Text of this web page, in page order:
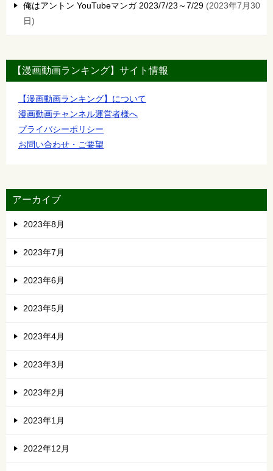
俺はアントン YouTubeマンガ 2023/7/23～7/29 2023年7月30
日
【漫画動画ランキング】サイト情報
【漫画動画ランキング】について
漫画動画チャンネル運営者様へ
プライバシーポリシー
お問い合わせ・ご要望
アーカイブ
2023年8月
2023年7月
2023年6月
2023年5月
2023年4月
2023年3月
2023年2月
2023年1月
2022年12月